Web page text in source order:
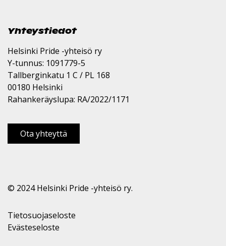
Yhteystiedot
Helsinki Pride -yhteisö ry
Y-tunnus: 1091779-5
Tallberginkatu 1 C / PL 168
00180 Helsinki
Rahankeräyslupa: RA/2022/1171
Ota yhteyttä
© 2024 Helsinki Pride -yhteisö ry.
Tietosuojaseloste
Evästeseloste